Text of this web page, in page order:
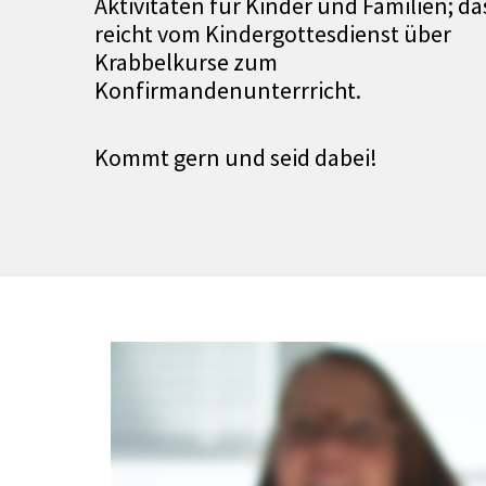
reicht vom Kindergottesdienst über
Krabbelkurse zum
Konfirmandenunterrricht.
Kommt gern und seid dabei!